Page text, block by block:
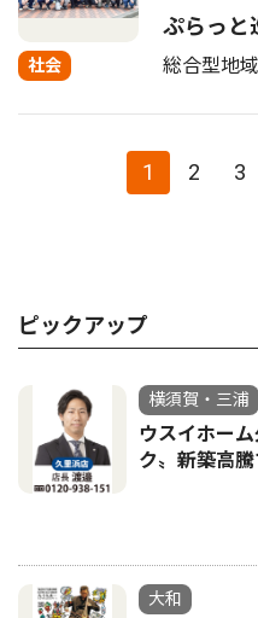
社会
ぷらっと
総合型地
1 2 3
ピックアップ
横須賀・三浦
ウスイホー
ク〟新築高
大和